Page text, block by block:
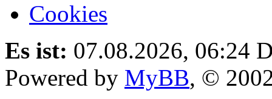
Cookies
Es ist: 07.08.2026, 06:24
Powered by MyBB, ©